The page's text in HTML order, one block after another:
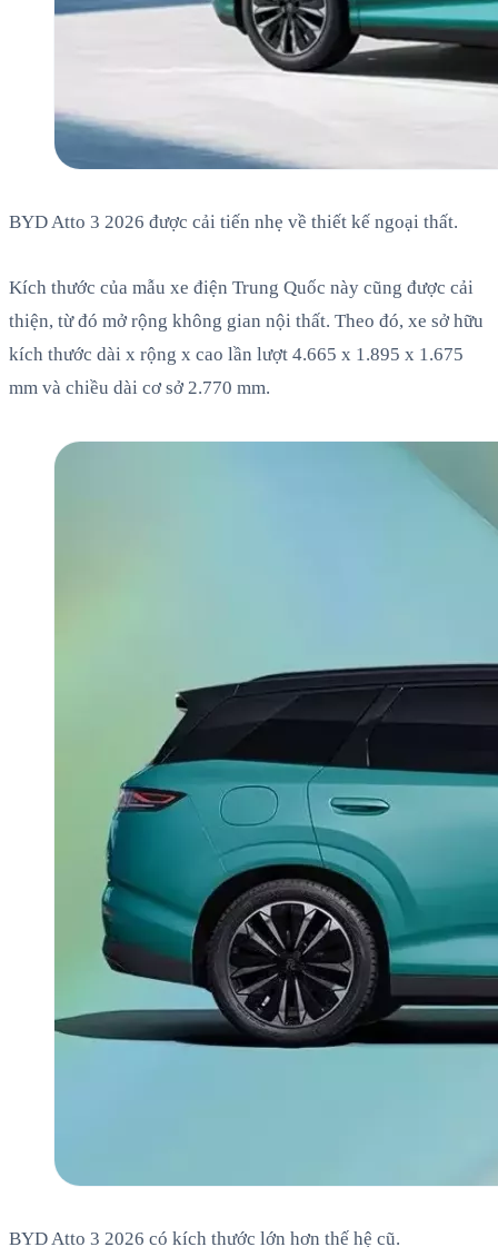
BYD Atto 3 2026 được cải tiến nhẹ về thiết kế ngoại thất.
Kích thước của mẫu xe điện Trung Quốc này cũng được cải
thiện, từ đó mở rộng không gian nội thất. Theo đó, xe sở hữu
kích thước dài x rộng x cao lần lượt 4.665 x 1.895 x 1.675
mm và chiều dài cơ sở 2.770 mm.
BYD Atto 3 2026 có kích thước lớn hơn thế hệ cũ.